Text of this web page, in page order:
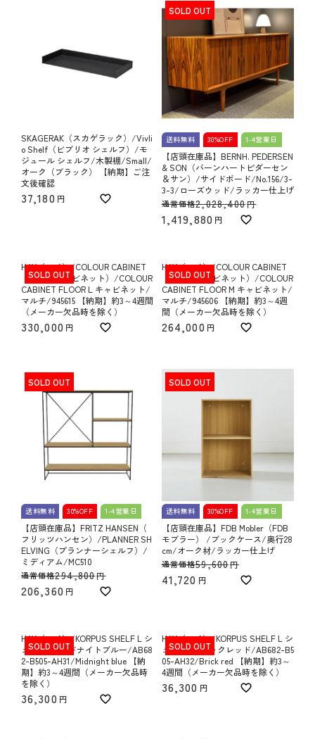
SKAGERAK（スカゲラック）/Vivli
o Shelf（ビブリオ シェルフ）/モ
ジュール シェルフ/木製棚/Small/
オーク（ブラック） 【納期】ご注
文後確認
37,180
SOLD OUT
送料無料 30%OFF 1-4営業日
【店頭在庫品】BERNH. PEDERSEN
& SON（バーンハートピダーセン
＆サン）/サイドボード/No.156/3-
3-3/ローズウッド/ラッカー仕上げ
通常価格2,028,400
1,419,880
SOLD OUT
HAY（ヘイ）/COLOUR CABINET
（カラーキャビネット）/COLOUR
CABINET FLOOR L キャビネット/
マルチ/945615 【納期】約3～4週間
（メーカー欠品時を除く）
330,000
SOLD OUT
HAY（ヘイ）/COLOUR CABINET
（カラーキャビネット）/COLOUR
CABINET FLOOR M キャビネット/
マルチ/945606 【納期】約3～4週
間（メーカー欠品時を除く）
264,000
SOLD OUT
送料無料 30%OFF 1-4営業日
【店頭在庫品】FRITZ HANSEN（
フリッツハンセン）/PLANNER SH
ELVING（プランナーシェルフ）/
ミディアム/MC510
通常価格294,800
206,360
SOLD OUT
送料無料 30%OFF 1-4営業日
【店頭在庫品】FDB Mobler（FDB
モブラー） /ブックケース/奥行28
cm/オーク材/ラッカー仕上げ
通常価格59,600
41,720
SOLD OUT
HAY（ヘイ）/KORPUS SHELF L シ
ェルフ/ミッドナイトブルー/AB68
2-B505-AH31/Midnight blue 【納
期】約3～4週間（メーカー欠品時
を除く）
36,300
SOLD OUT
HAY（ヘイ）/KORPUS SHELF L シ
ェルフ/ブリックレッド/AB682-B5
05-AH32/Brick red 【納期】約3～
4週間（メーカー欠品時を除く）
36,300